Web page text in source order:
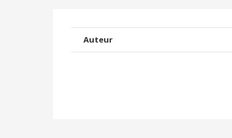
Auteur